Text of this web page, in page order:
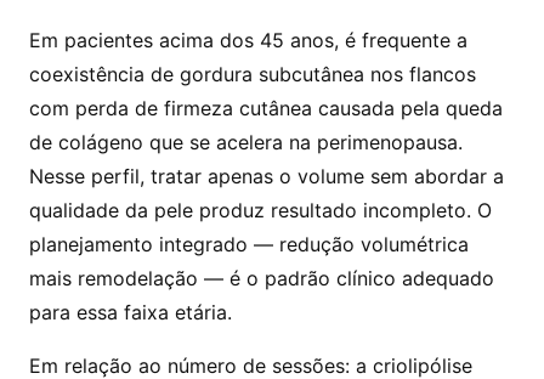
Em pacientes acima dos 45 anos, é frequente a
coexistência de gordura subcutânea nos flancos
com perda de firmeza cutânea causada pela queda
de colágeno que se acelera na perimenopausa.
Nesse perfil, tratar apenas o volume sem abordar a
qualidade da pele produz resultado incompleto. O
planejamento integrado — redução volumétrica
mais remodelação — é o padrão clínico adequado
para essa faixa etária.
Em relação ao número de sessões: a criolipólise